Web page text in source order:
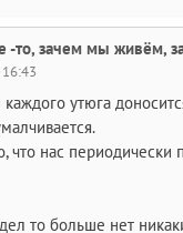
-то, зачем мы живём,
утюга
что нас
то больше нет